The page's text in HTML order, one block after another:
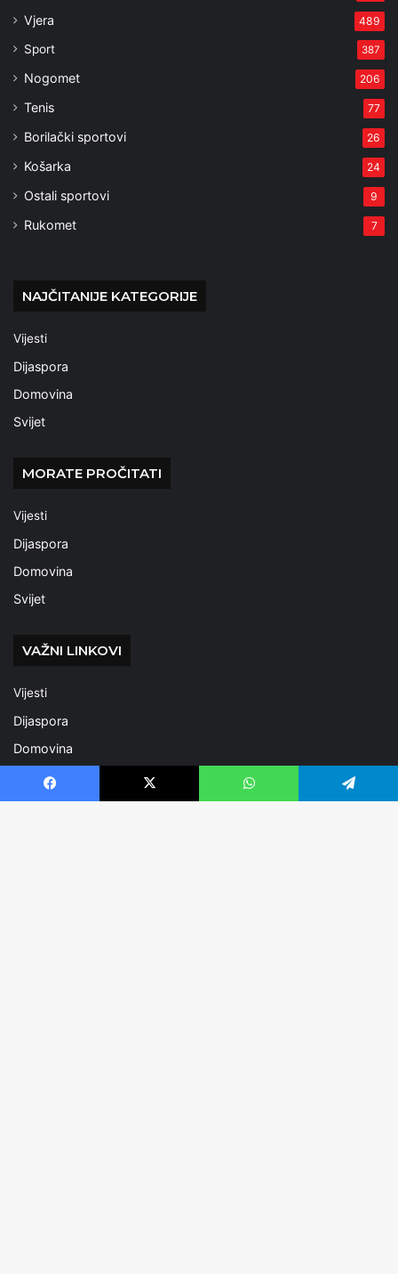
Vjera 489
Sport 387
Nogomet 206
Tenis 77
Borilački sportovi 26
Košarka 24
Ostali sportovi 9
Rukomet 7
NAJČITANIJE KATEGORIJE
Vijesti
Dijaspora
Domovina
Svijet
MORATE PROČITATI
Vijesti
Dijaspora
Domovina
Svijet
VAŽNI LINKOVI
Vijesti
Dijaspora
Domovina
Svijet
Facebook X WhatsApp Telegram